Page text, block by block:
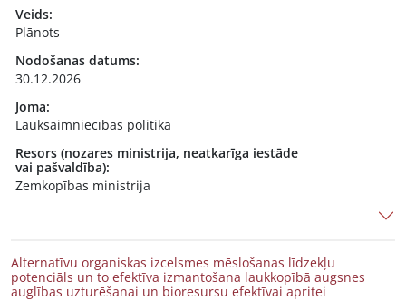
Veids:
Plānots
Nodošanas datums:
30.12.2026
Joma:
Lauksaimniecības politika
Resors (nozares ministrija, neatkarīga iestāde
vai pašvaldība):
Zemkopības ministrija
Alternatīvu organiskas izcelsmes mēslošanas līdzekļu
potenciāls un to efektīva izmantošana laukkopībā augsnes
auglības uzturēšanai un bioresursu efektīvai apritei